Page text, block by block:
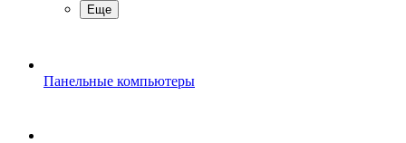
Еще
Панельные компьютеры